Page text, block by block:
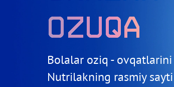
OZUQA
Bolalar oziq -
Nutrilakning rasmiy sayti